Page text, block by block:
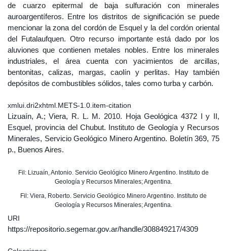
de cuarzo epitermal de baja sulfuración con minerales
auroargentíferos. Entre los distritos de significación se puede
mencionar la zona del cordón de Esquel y la del cordón oriental
del Futalaufquen. Otro recurso importante está dado por los
aluviones que contienen metales nobles. Entre los minerales
industriales, el área cuenta con yacimientos de arcillas,
bentonitas, calizas, margas, caolín y perlitas. Hay también
depósitos de combustibles sólidos, tales como turba y carbón.
xmlui.dri2xhtml.METS-1.0.item-citation
Lizuaín, A.; Viera, R. L. M. 2010. Hoja Geológica 4372 I y II,
Esquel, provincia del Chubut. Instituto de Geología y Recursos
Minerales, Servicio Geológico Minero Argentino. Boletín 369, 75
p., Buenos Aires.
Fil: Lizuaín, Antonio. Servicio Geológico Minero Argentino. Instituto de
Geología y Recursos Minerales; Argentina.
Fil: Viera, Roberto. Servicio Geológico Minero Argentino. Instituto de
Geología y Recursos Minerales; Argentina.
URI
https://repositorio.segemar.gov.ar/handle/308849217/4309